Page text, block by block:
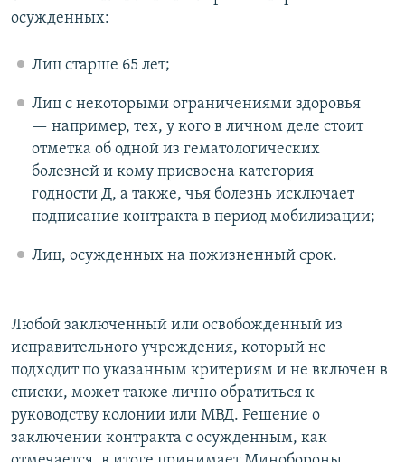
осужденных:
Лиц старше 65 лет;
Лиц с некоторыми ограничениями здоровья
— например, тех, у кого в личном деле стоит
отметка об одной из гематологических
болезней и кому присвоена категория
годности Д, а также, чья болезнь исключает
подписание контракта в период мобилизации;
Лиц, осужденных на пожизненный срок.
Любой заключенный или освобожденный из
исправительного учреждения, который не
подходит по указанным критериям и не включен в
списки, может также лично обратиться к
руководству колонии или МВД. Решение о
заключении контракта с осужденным, как